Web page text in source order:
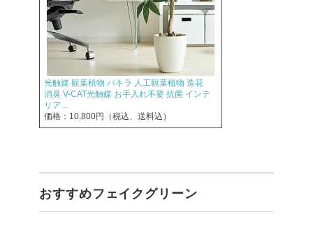
光触媒 観葉植物 パキラ 人工観葉植物 造花
消臭 V-CAT光触媒 お手入れ不要 抗菌 インテ
リア ...
価格：10,800円（税込、送料込）
おすすめフェイクグリーン